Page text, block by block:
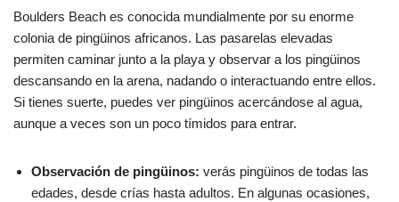
Boulders Beach es conocida mundialmente por su enorme
colonia de pingüinos africanos. Las pasarelas elevadas
permiten caminar junto a la playa y observar a los pingüinos
descansando en la arena, nadando o interactuando entre ellos.
Si tienes suerte, puedes ver pingüinos acercándose al agua,
aunque a veces son un poco tímidos para entrar.
Observación de pingüinos: verás pingüinos de todas las
edades, desde crías hasta adultos. En algunas ocasiones,